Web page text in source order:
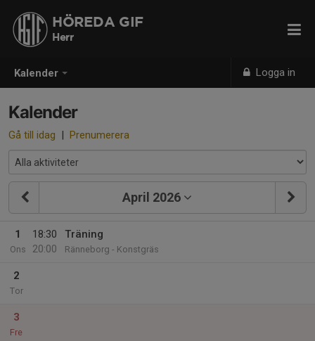
Kalender Logga in
HÖREDA GIF
Herr
Kalender
Gå till idag | Prenumerera
April 2026
1
Ons
18:30
20:00
Träning
Ränneborg - Konstgräs
2
Tor
3
Fre